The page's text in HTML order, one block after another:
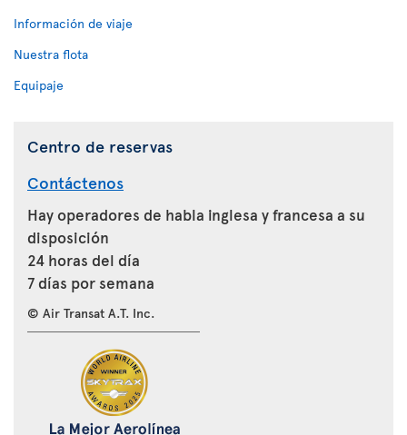
Información de viaje
Nuestra flota
Equipaje
Centro de reservas
Contáctenos
Hay operadores de habla inglesa y francesa a su
disposición
24 horas del día
7 días por semana
© Air Transat A.T. Inc.